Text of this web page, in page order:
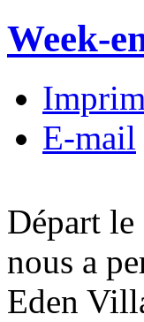
Week-
E-mail
Départ
nous a
Eden